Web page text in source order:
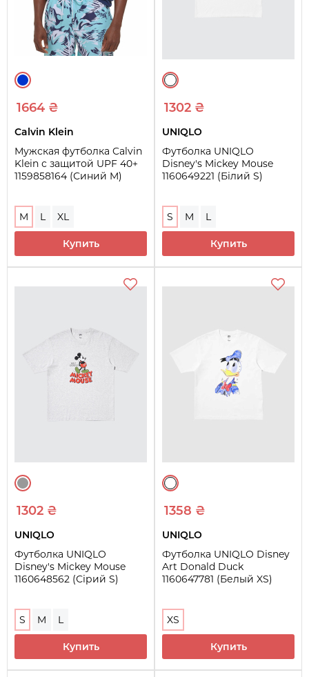
1664 ₴
Calvin Klein
Мужская футболка Calvin
Klein с защитой UPF 40+
1159858164 (Синий M)
M L XL
Купить
1302 ₴
UNIQLO
Футболка UNIQLO
Disney's Mickey Mouse
1160649221 (Білий S)
S M L
Купить
1302 ₴
UNIQLO
Футболка UNIQLO
Disney's Mickey Mouse
1160648562 (Сірий S)
S M L
Купить
1358 ₴
UNIQLO
Футболка UNIQLO Disney
Art Donald Duck
1160647781 (Белый XS)
XS
Купить